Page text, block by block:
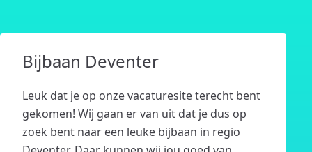
Bijbaan Deventer
Leuk dat je op onze vacaturesite terecht bent
gekomen! Wij gaan er van uit dat je dus op
zoek bent naar een leuke bijbaan in regio